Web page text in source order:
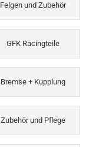
Felgen und Zubehör
GFK Racingteile
Bremse + Kupplung
Zubehör und Pflege